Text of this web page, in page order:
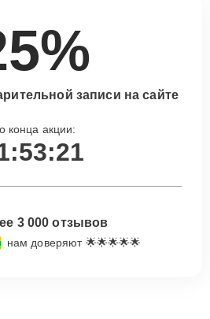
записи на сайте
конца акции:
3 000 отзывов
нам доверяют 🌟🌟🌟🌟🌟